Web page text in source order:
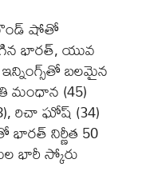
షోతో
భారత్, యువ
బలమైన
మంధాన (45)
రిచా ఘోష్ (34)
భారత్ నిర్ణీత 50
భారీ స్కోరు